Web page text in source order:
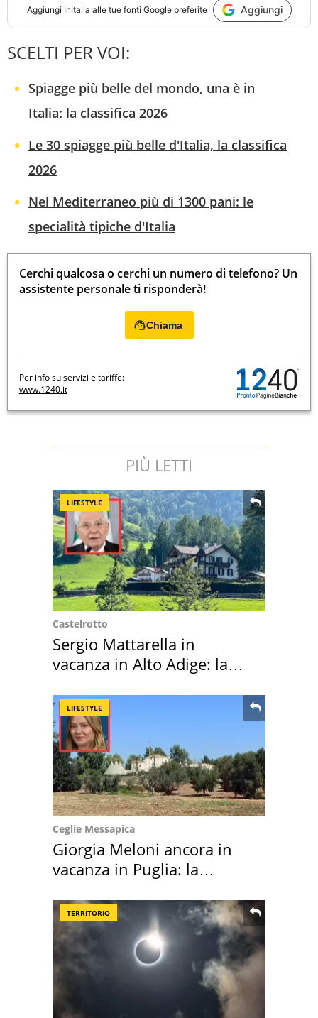
Aggiungi InItalia alle tue fonti Google preferite Aggiungi
SCELTI PER VOI:
Spiagge più belle del mondo, una è in
Italia: la classifica 2026
Le 30 spiagge più belle d'Italia, la classifica
2026
Nel Mediterraneo più di 1300 pani: le
specialità tipiche d'Italia
Cerchi qualcosa o cerchi un numero di telefono? Un
assistente personale ti risponderà!
Chiama
Per info su servizi e tariffe:
www.1240.it
PIÙ LETTI
LIFESTYLE
Castelrotto
Sergio Mattarella in
vacanza in Alto Adige: la
LIFESTYLE
Ceglie Messapica
Giorgia Meloni ancora in
vacanza in Puglia: la
TERRITORIO